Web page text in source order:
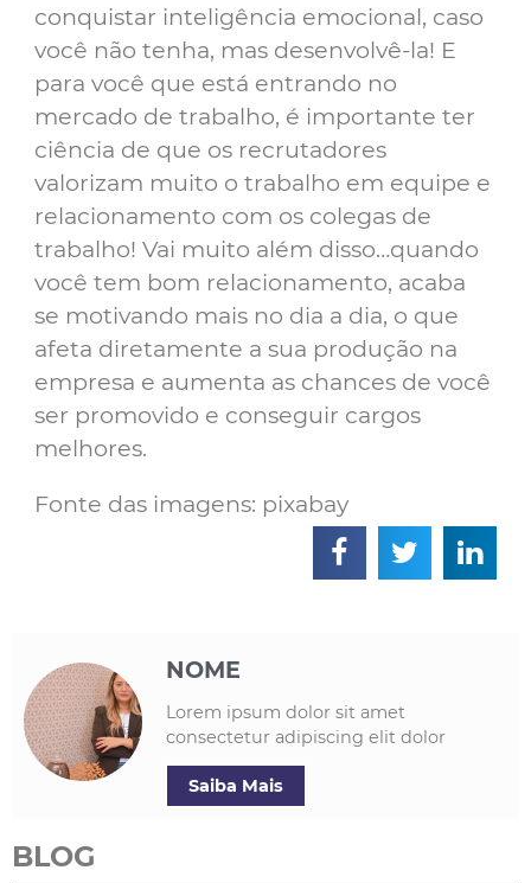
conquistar inteligência emocional, caso
você não tenha, mas desenvolvê-la! E
para você que está entrando no
mercado de trabalho, é importante ter
ciência de que os recrutadores
valorizam muito o trabalho em equipe e
relacionamento com os colegas de
trabalho! Vai muito além disso…quando
você tem bom relacionamento, acaba
se motivando mais no dia a dia, o que
afeta diretamente a sua produção na
empresa e aumenta as chances de você
ser promovido e conseguir cargos
melhores.
Fonte das imagens: pixabay
NOME
Lorem ipsum dolor sit amet
consectetur adipiscing elit dolor
Saiba Mais
BLOG